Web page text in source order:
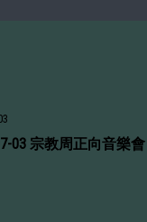
03 宗教周正向音樂會